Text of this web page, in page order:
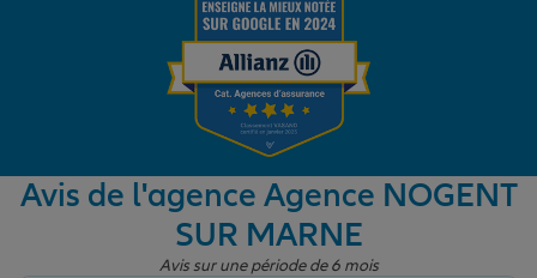
Garantie des accidents de la vie
Protection juridique
Avis de l'agence Agence NOGENT
SUR MARNE
Avis sur une période de 6 mois